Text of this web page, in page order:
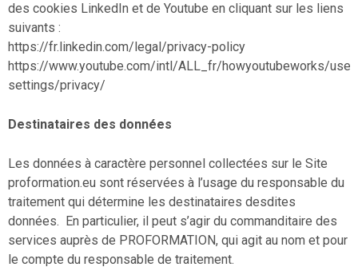
des cookies LinkedIn et de Youtube en cliquant sur les liens
suivants :
https://fr.linkedin.com/legal/privacy-policy
https://www.youtube.com/intl/ALL_fr/howyoutubeworks/
settings/privacy/
Destinataires des données
Les données à caractère personnel collectées sur le Site
proformation.eu sont réservées à l’usage du responsable du
traitement qui détermine les destinataires desdites
données. En particulier, il peut s’agir du commanditaire des
services auprès de PROFORMATION, qui agit au nom et pour
le compte du responsable de traitement.